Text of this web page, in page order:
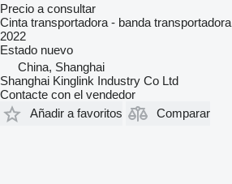
Precio a consultar
Cinta transportadora - banda transportadora
2022
Estado nuevo
China, Shanghai
Shanghai Kinglink Industry Co Ltd
Contacte con el vendedor
Añadir a favoritos
Comparar